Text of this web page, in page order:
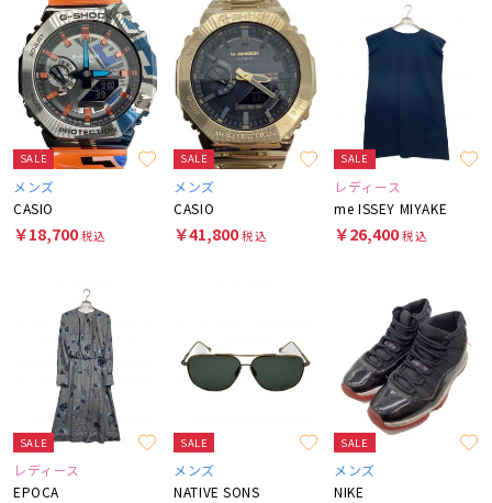
SALE
メンズ
CASIO
￥18,700税込
SALE
メンズ
CASIO
￥41,800税込
SALE
レディース
me ISSEY MIYAKE
￥26,400税込
SALE
レディース
EPOCA
SALE
メンズ
NATIVE SONS
SALE
メンズ
NIKE